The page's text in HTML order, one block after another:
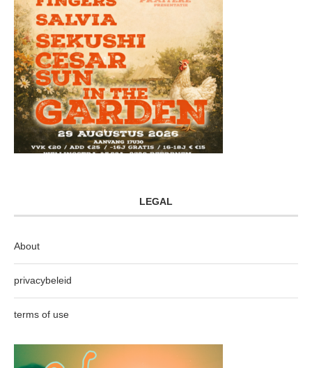
LEGAL
About
privacybeleid
terms of use